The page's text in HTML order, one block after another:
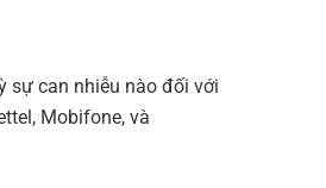
sự can nhiễu nào đối với
Mobifone, và